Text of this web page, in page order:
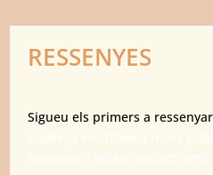
RESSENYES
Sigueu els primers a